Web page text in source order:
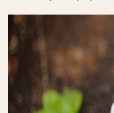
Shuba корисності